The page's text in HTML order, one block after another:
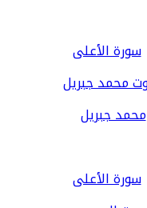
محمد جبريل